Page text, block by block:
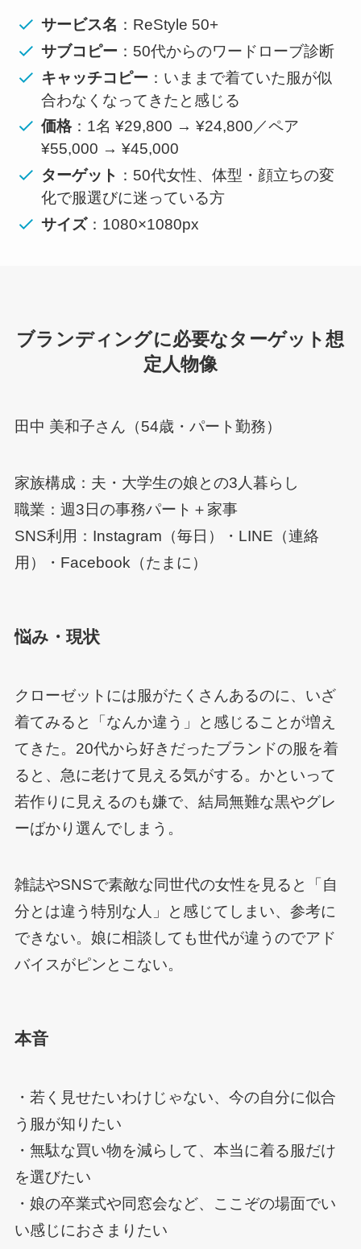
サービス名 ：ReStyle 50+
サブコピー ：50代からのワードローブ診断
キャッチコピー ：いままで着ていた服が似
合わなくなってきたと感じる
価格：1名 ¥29,800 → ¥24,800／ペア
¥55,000 → ¥45,000
ターゲット ：50代女性、体型・顔立ちの変
化で服選びに迷っている方
サイズ：1080×1080px
ブランディングに必要なターゲット想
定人物像
田中 美和子さん（54歳・パート勤務）
家族構成：夫・大学生の娘との3人暮らし
職業：週3日の事務パート＋家事
SNS利用：Instagram（毎日）・LINE（連絡
用）・Facebook（たまに）
悩み・現状
クローゼットには服がたくさんあるのに、いざ
着てみると「なんか違う」と感じることが増え
てきた。20代から好きだったブランドの服を着
ると、急に老けて見える気がする。かといって
若作りに見えるのも嫌で、結局無難な黒やグレ
ーばかり選んでしまう。
雑誌やSNSで素敵な同世代の女性を見ると「自
分とは違う特別な人」と感じてしまい、参考に
できない。娘に相談しても世代が違うのでアド
バイスがピンとこない。
本音
・若く見せたいわけじゃない、今の自分に似合
う服が知りたい
・無駄な買い物を減らして、本当に着る服だけ
を選びたい
・娘の卒業式や同窓会など、ここぞの場面でい
い感じにおさまりたい